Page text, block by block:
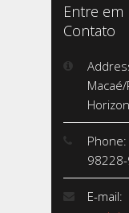
Entre em
Contato
Macaé/
E-mail: